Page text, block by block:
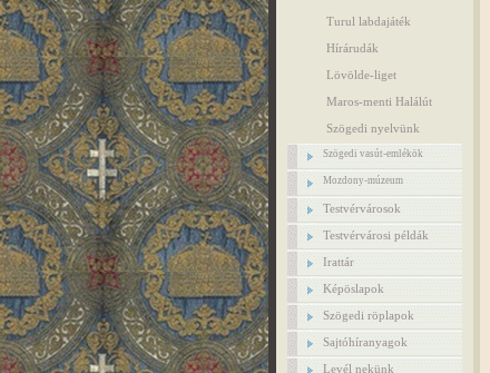
Turul labdajáték
Hírárudák
Lövölde-liget
Maros-menti Halálút
Szögedi nyelvünk
Szögedi vasút-emlékök
Mozdony-múzeum
Testvérvárosok
Testvérvárosi példák
Irattár
Képöslapok
Szögedi röplapok
Sajtóhíranyagok
Levél nekünk